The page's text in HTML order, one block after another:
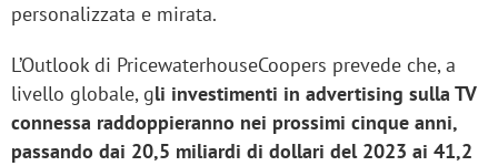
personalizzata e mirata.
L’Outlook di PricewaterhouseCoopers prevede che, a
livello globale, gli investimenti in advertising sulla TV
connessa raddoppieranno nei prossimi cinque anni,
passando dai 20,5 miliardi di dollari del 2023 ai 41,2